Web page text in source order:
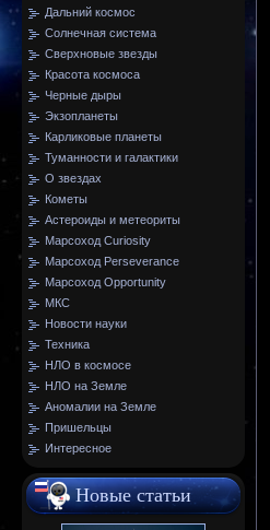
Дальний космос
Солнечная система
Сверхновые звезды
Красота космоса
Черные дыры
Экзопланеты
Карликовые планеты
Туманности и галактики
О звездах
Кометы
Астероиды и метеориты
Марсоход Curiosity
Марсоход Perseverance
Марсоход Opportunity
МКС
Новости науки
Техника
НЛО в космосе
НЛО на Земле
Аномалии на Земле
Пришельцы
Интересное
Новые статьи